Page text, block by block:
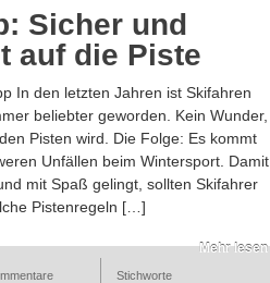
Sicher und
auf die Piste
In den letzten Jahren ist Skifahren
beliebter geworden. Kein Wunder,
Pisten wird. Die Folge: Es kommt
Unfällen beim Wintersport. Damit
mit Spaß gelingt, sollten Skifahrer
Pistenregeln […]
Stichworte
Mehr lesen